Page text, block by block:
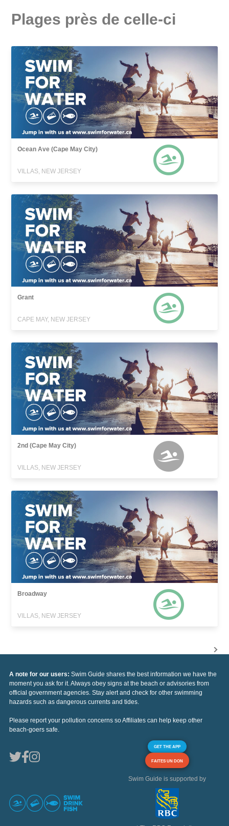
Plages près de celle-ci
Ocean Ave (Cape May City)
VILLAS, NEW JERSEY
Grant
CAPE MAY, NEW JERSEY
2nd (Cape May City)
VILLAS, NEW JERSEY
Broadway
VILLAS, NEW JERSEY
A note for our users: Swim Guide shares the best information we have the
moment you ask for it. Always obey signs at the beach or advisories from
official government agencies. Stay alert and check for other swimming
hazards such as dangerous currents and tides.
Please report your pollution concerns so Affiliates can help keep other
beach-goers safe.
GET THE APP
FAITES UN DON
Swim Guide is supported by